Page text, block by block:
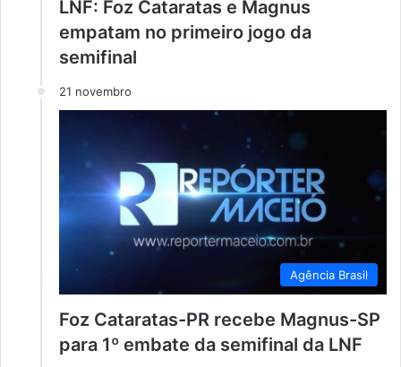
LNF: Foz Cataratas e Magnus
empatam no primeiro jogo da
semifinal
21 novembro
Agência Brasil
Foz Cataratas-PR recebe Magnus-SP
para 1º embate da semifinal da LNF